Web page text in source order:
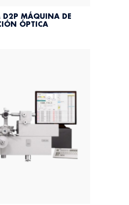
D2P MÁQUINA DE
ÓPTICA